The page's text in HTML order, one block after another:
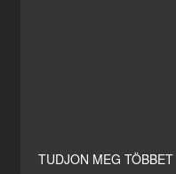
TUDJON MEG TÖBBET